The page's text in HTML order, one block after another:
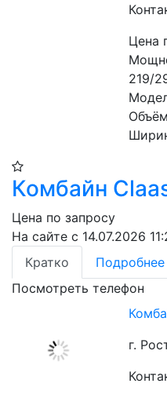
Цена
219/
Комбайн
Цена по запросу
На сайте с 14.07.2026
Кратко
Подробнее
Посмотреть телефон
г.